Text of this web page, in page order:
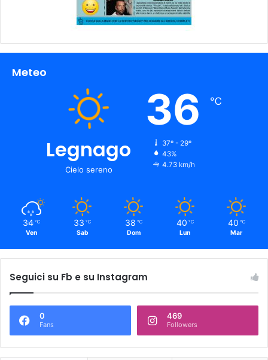
Meteo
Legnago
Cielo sereno
36 ℃
37º - 29º
43%
4.73 km/h
34 ℃
Ven
33 ℃
Sab
38 ℃
Dom
40 ℃
Lun
40 ℃
Mar
Seguici su Fb e su Instagram
0
Fans
469
Followers